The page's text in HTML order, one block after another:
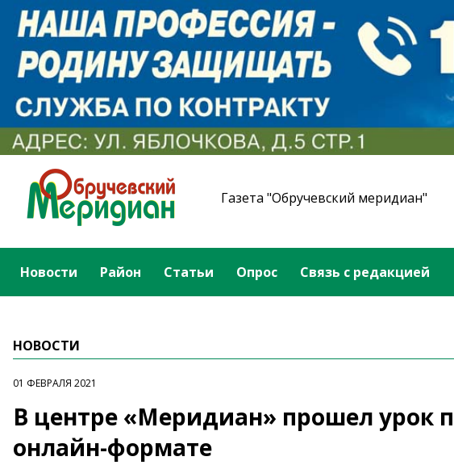
Газета "Обручевский меридиан"
Новости Район Статьи Опрос Связь с редакцией
НОВОСТИ
01 ФЕВРАЛЯ 2021
В центре «Меридиан» прошел урок
онлайн-формате